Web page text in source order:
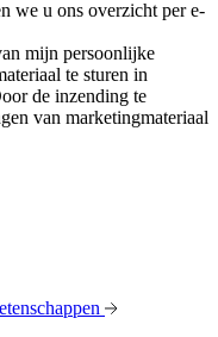
we u ons overzicht per e-
mijn persoonlijke
te sturen in
de inzending te
van marketingmateriaal